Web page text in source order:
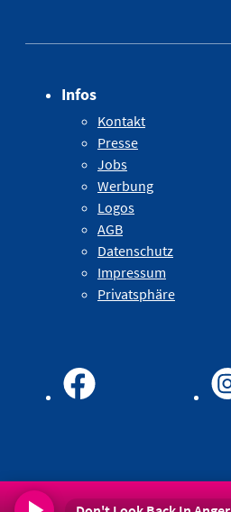
Infos
Kontakt
Presse
Jobs
Werbung
Logos
AGB
Datenschutz
Impressum
Privatsphäre